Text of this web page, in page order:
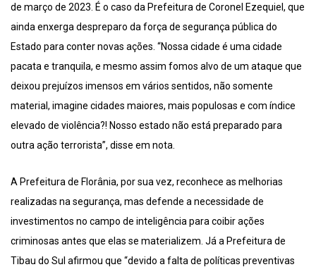
de março de 2023. É o caso da Prefeitura de Coronel Ezequiel, que
ainda enxerga despreparo da força de segurança pública do
Estado para conter novas ações. “Nossa cidade é uma cidade
pacata e tranquila, e mesmo assim fomos alvo de um ataque que
deixou prejuízos imensos em vários sentidos, não somente
material, imagine cidades maiores, mais populosas e com índice
elevado de violência?! Nosso estado não está preparado para
outra ação terrorista”, disse em nota.
A Prefeitura de Florânia, por sua vez, reconhece as melhorias
realizadas na segurança, mas defende a necessidade de
investimentos no campo de inteligência para coibir ações
criminosas antes que elas se materializem. Já a Prefeitura de
Tibau do Sul afirmou que “devido a falta de políticas preventivas